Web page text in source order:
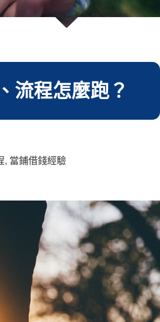
流程怎麼跑？
, 當鋪借錢經驗